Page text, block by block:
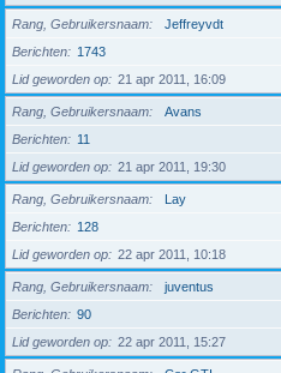
Rang, Gebruikersnaam
Jeffreyvdt
Berichten
1743
Lid geworden op
21 apr 2011, 16:09
Rang, Gebruikersnaam
Avans
Berichten
11
Lid geworden op
21 apr 2011, 19:30
Rang, Gebruikersnaam
Lay
Berichten
128
Lid geworden op
22 apr 2011, 10:18
Rang, Gebruikersnaam
juventus
Berichten
90
Lid geworden op
22 apr 2011, 15:27